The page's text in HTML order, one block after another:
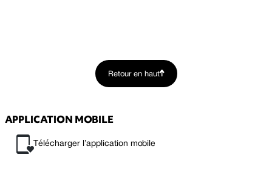
Retour en haut
APPLICATION MOBILE
Télécharger l’application mobile